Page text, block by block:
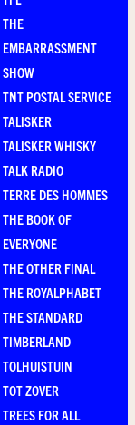
THE
EMBARRASSMENT
SHOW
TNT POSTAL SERVICE
TALISKER
TALISKER WHISKY
TALK RADIO
TERRE DES HOMMES
THE BOOK OF
EVERYONE
THE OTHER FINAL
THE ROYALPHABET
THE STANDARD
TIMBERLAND
TOLHUISTUIN
TOT ZOVER
TREES FOR ALL